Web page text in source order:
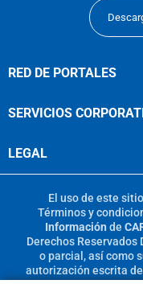
RED DE PORTALES
SERVICIOS
LEGAL
El uso de este
Términos y
Información de
Derechos Reservados
o parcial, así como
autorización escrita